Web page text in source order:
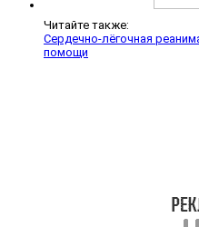
Читайте также:
Сердечно-лёгочная
помощи